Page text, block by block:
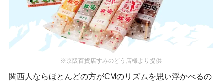
※京阪百貨店すみのどう店様より提供
関西人ならほとんどの方がCMのリズムを思い浮かべるの